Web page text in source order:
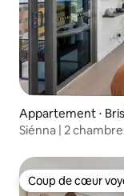
Appartement ⋅
Siénna | 2
Coup de cœur
Coup de cœur